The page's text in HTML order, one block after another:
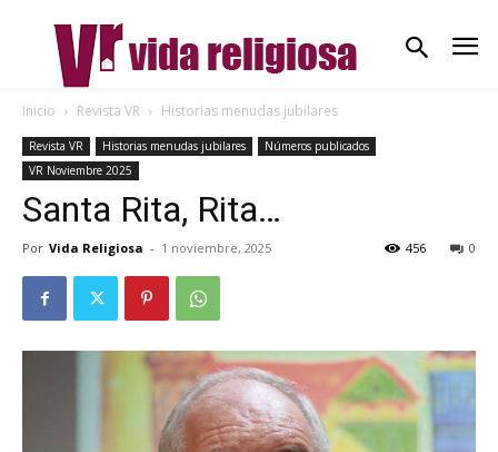
Inicio Revista VR Historias menudas jubilares
Revista VR Historias menudas jubilares
Números publicados
VR Noviembre 2025
Santa Rita, Rita…
Por Vida Religiosa - 1 noviembre, 2025 0
456